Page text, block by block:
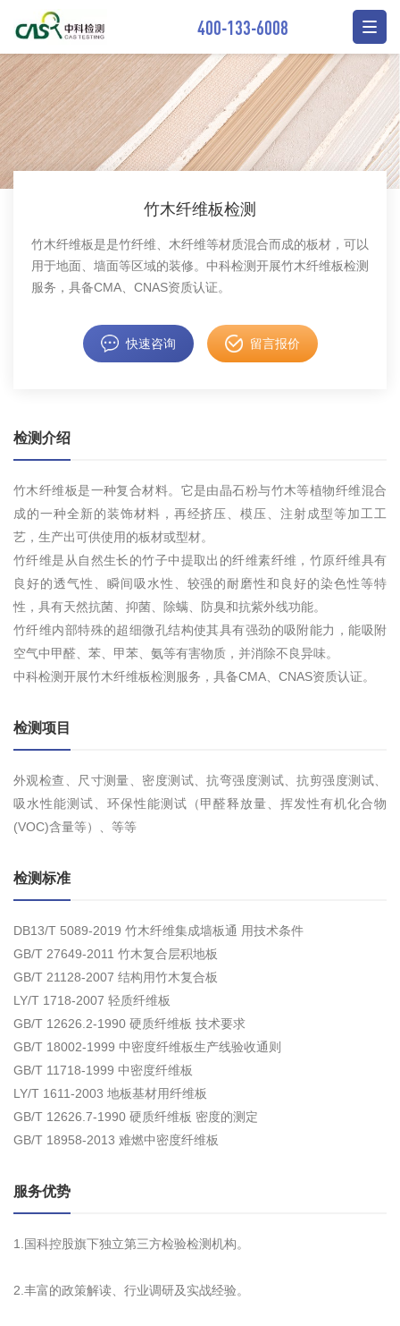
400-133-6008
竹木纤维板检测
竹木纤维板是是竹纤维、木纤维等材质混合而成的板材，可以
用于地面、墙面等区域的装修。中科检测开展竹木纤维板检测
服务，具备CMA、CNAS资质认证。
快速咨询 留言报价
检测介绍
竹木纤维板是一种复合材料。它是由晶石粉与竹木等植物纤维混合
成的一种全新的装饰材料，再经挤压、模压、注射成型等加工工
艺，生产出可供使用的板材或型材。
竹纤维是从自然生长的竹子中提取出的纤维素纤维，竹原纤维具有
良好的透气性、瞬间吸水性、较强的耐磨性和良好的染色性等特
性，具有天然抗菌、抑菌、除螨、防臭和抗紫外线功能。
竹纤维内部特殊的超细微孔结构使其具有强劲的吸附能力，能吸附
空气中甲醛、苯、甲苯、氨等有害物质，并消除不良异味。
中科检测开展竹木纤维板检测服务，具备CMA、CNAS资质认证。
检测项目
外观检查、尺寸测量、密度测试、抗弯强度测试、抗剪强度测试、
吸水性能测试、环保性能测试（甲醛释放量、挥发性有机化合物
(VOC)含量等）、等等
检测标准
DB13/T 5089-2019 竹木纤维集成墙板通 用技术条件
GB/T 27649-2011 竹木复合层积地板
GB/T 21128-2007 结构用竹木复合板
LY/T 1718-2007 轻质纤维板
GB/T 12626.2-1990 硬质纤维板 技术要求
GB/T 18002-1999 中密度纤维板生产线验收通则
GB/T 11718-1999 中密度纤维板
LY/T 1611-2003 地板基材用纤维板
GB/T 12626.7-1990 硬质纤维板 密度的测定
GB/T 18958-2013 难燃中密度纤维板
服务优势
1.国科控股旗下独立第三方检验检测机构。
2.丰富的政策解读、行业调研及实战经验。